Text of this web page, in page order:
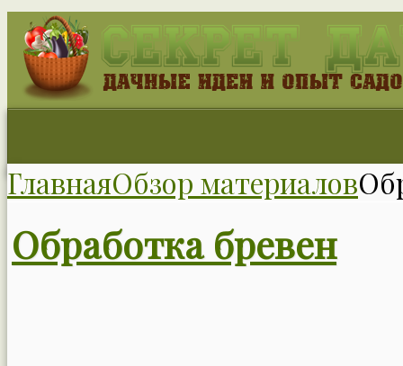
ГлавнаяОбзор материалов
Обработка бревен